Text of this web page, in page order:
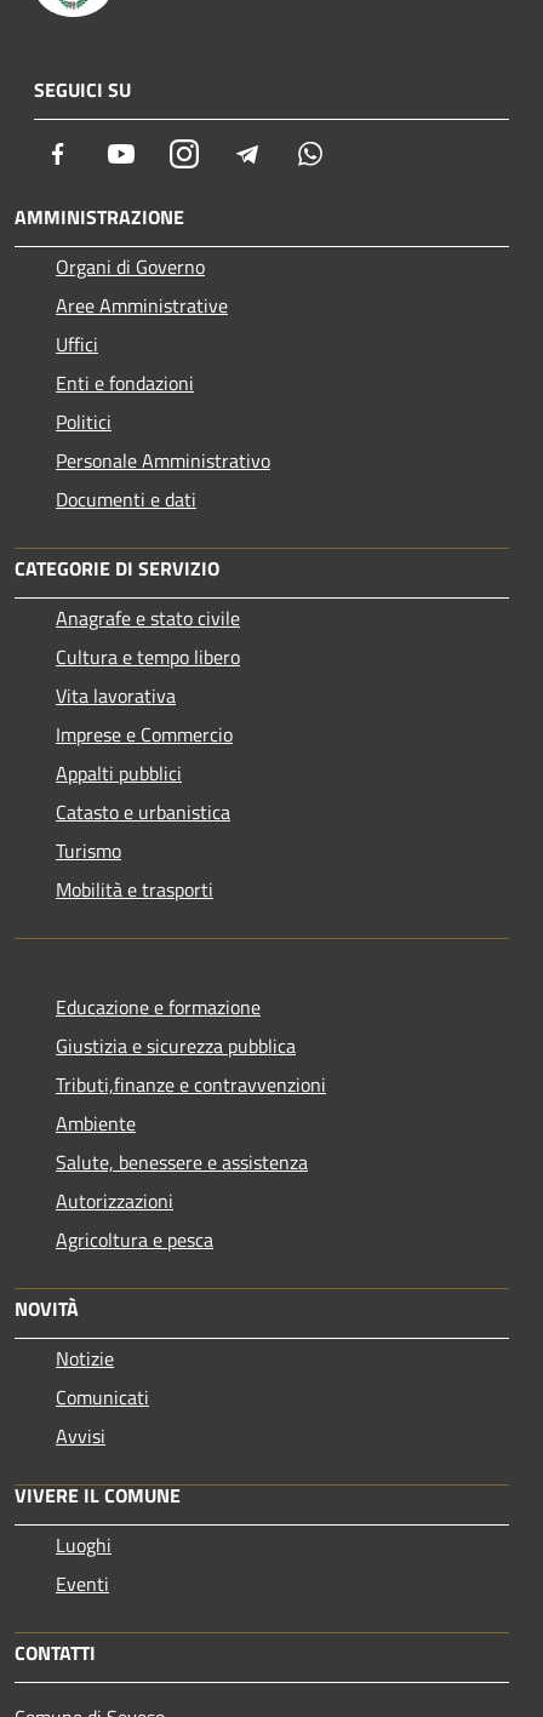
SEGUICI SU
Facebook YoutubeInstagram Telegram
AMMINISTRAZIONE
Organi di Governo
Aree Amministrative
Uffici
Enti e fondazioni
Politici
Personale Amministrativo
Documenti e dati
CATEGORIE DI SERVIZIO
Anagrafe e stato civile
Cultura e tempo libero
Vita lavorativa
Imprese e Commercio
Appalti pubblici
Catasto e urbanistica
Turismo
Mobilità e trasporti
Educazione e formazione
Giustizia e sicurezza pubblica
Tributi,finanze e contravvenzioni
Ambiente
Salute, benessere e assistenza
Autorizzazioni
Agricoltura e pesca
NOVITÀ
Notizie
Comunicati
Avvisi
VIVERE IL COMUNE
Luoghi
Eventi
CONTATTI